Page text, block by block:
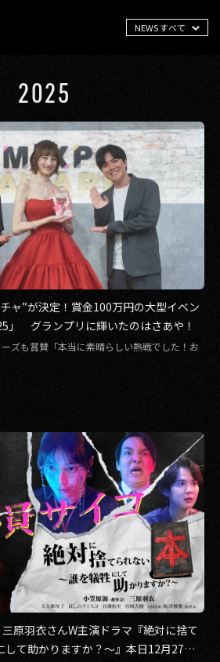
NEWS すべて
お知らせ
ゲーム
ミクチャ
医療(CLIUS)
版メディア
美少女図鑑
イベント
タテドラ
2026
2025
2024
2023
2022
2021
2020
2025
ャ”が決定！賞金100万円の大型イベン
」 グランプリに輝いたのはさあや！
ズも賞賛「本当に素晴らしい熱戦でした！お
原羽衣さんW主演ドラマ『絶対に捨て
して助かりますか？〜』本日12月27日